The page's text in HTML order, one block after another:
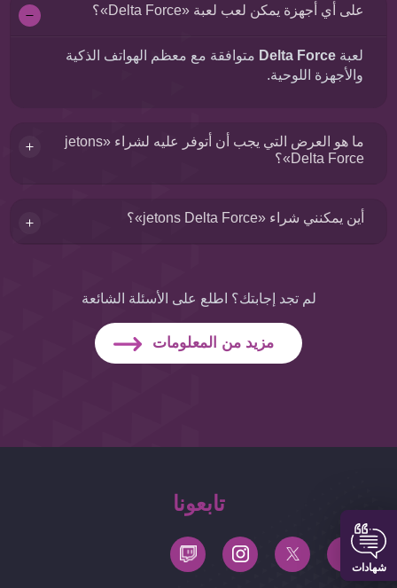
على أي أجهزة يمكن لعب لعبة «Delta Force»؟
لعبةDelta Force متوافقة مع معظم الهواتف الذكية
والأجهزة اللوحية.
ما هو العرض التي يجب أن أتوفر عليه لشراء «jetons
Delta Force»؟
أين يمكنني شراء «jetons Delta Force»؟
لم تجد إجابتك؟ اطلع على الأسئلة الشائعة
مزيد من المعلومات
تابعونا
شهادات